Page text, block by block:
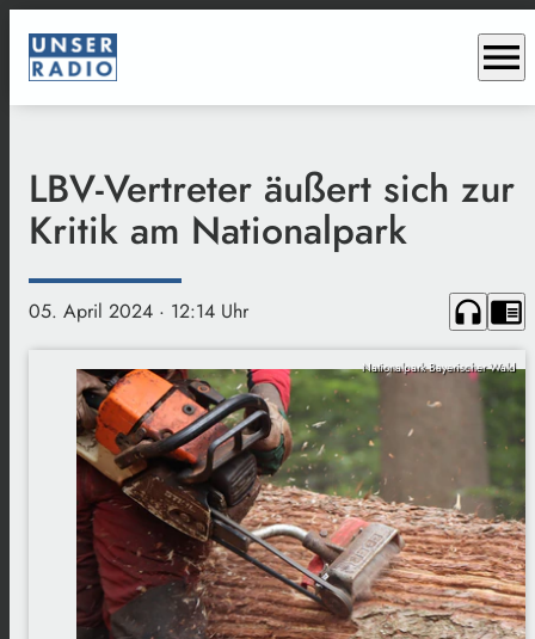
menu
LBV-Vertreter äußert sich zur
Kritik am Nationalpark
05. April 2024 · 12:14 Uhr headphones chrome_reader_mode
Nationalpark Bayerischer Wald